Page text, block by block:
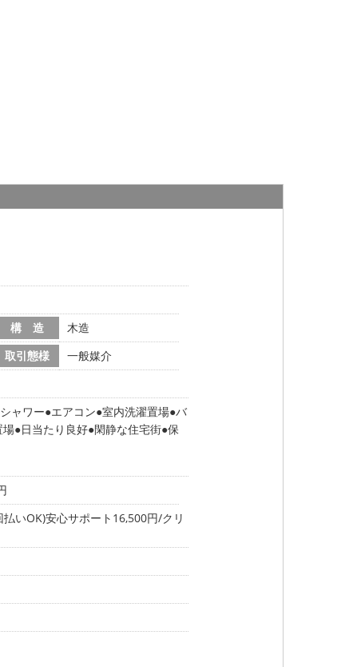
構 造
木造
取引態様
一般媒介
シャワー エアコン 室内洗濯置場 バ
場 日当たり良好 閑静な住宅街 保
いOK)安心サポート16,500円/クリ